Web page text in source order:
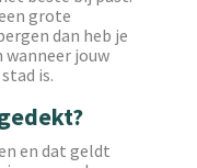
grote
dan heb je
wanneer jouw
is.
en dat geldt